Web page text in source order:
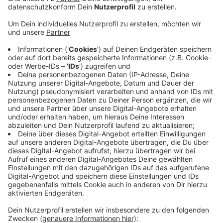
In der Leitstelle klingeln die Telefone heiß. Immer
Handy, wie weit ein bestelltes Paket noch entfernt
sei. Ein Anhang informiere über Einzelheiten. Das sorgt
für Verunsicherung.
Die Polizei rät: Öffnen Sie den Anhang nicht – es
handelt sich um schädliches Programm, das Daten
ausspähen will. Wer auf den Link geklickt hat, sollte
das Handy umgehend in den Flugmodusversetzen und
bei der Polizei Anzeige erstatten.
Es hilft in jedem Falle eine Drittanbietersperre
einrichten zu lassen, um Kosten zu vermeiden. Das
geht ganz einfach mit einem Anruf bei Ihrem Anbieter.